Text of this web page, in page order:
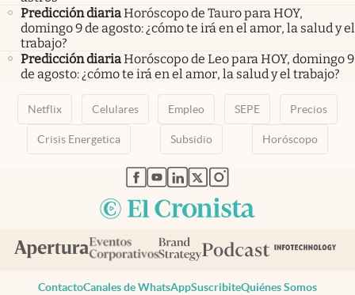
Predicción diariaHoróscopo de Tauro para HOY,
domingo 9 de agosto: ¿cómo te irá en el amor, la salud y el
trabajo?
Predicción diariaHoróscopo de Leo para HOY, domingo 9
de agosto: ¿cómo te irá en el amor, la salud y el trabajo?
Netflix Celulares Empleo SEPE Precios
Crisis Energetica Subsidio Horóscopo
abre en nueva pestaña
abre en nueva pestaña
abre en nueva pestaña
abre en nueva pestaña
abre en nueva pestaña
ContactoCanales de WhatsAppSuscribiteQuiénes Somos